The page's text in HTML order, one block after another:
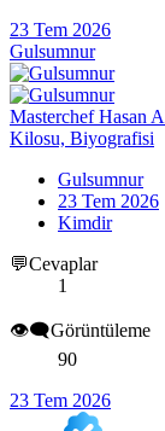
23 Tem 2026
Gulsumnur
Masterchef Hasan
Kilosu, Biyografisi
Gulsumnur
23 Tem 2026
Kimdir
💬Cevaplar
1
👁️‍🗨️Görüntüleme
90
23 Tem 2026